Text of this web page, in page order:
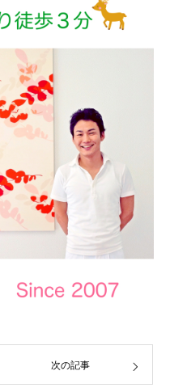
次の記事